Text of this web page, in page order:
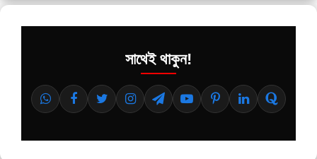
সাথেই থাকুন!